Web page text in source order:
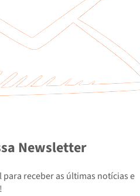
Newsletter
receber as últimas notícias e